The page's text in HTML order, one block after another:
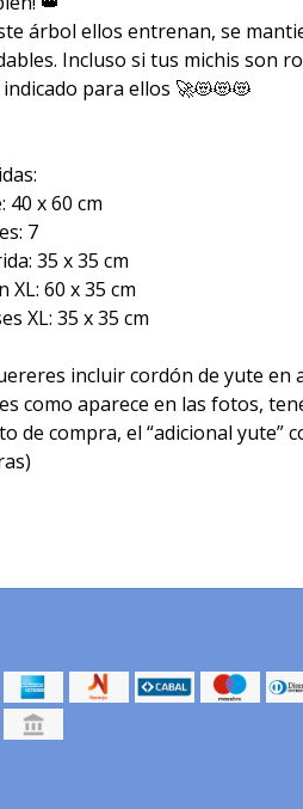
árbol ellos entrenan, se
Incluso si tus michis son
para ellos 🚀😻😻😻
40 x 60 cm
7
35 x 35 cm
XL: 60 x 35 cm
XL: 35 x 35 cm
incluir cordón de yute en
como aparece en las fotos,
de compra, el “adicional yute”